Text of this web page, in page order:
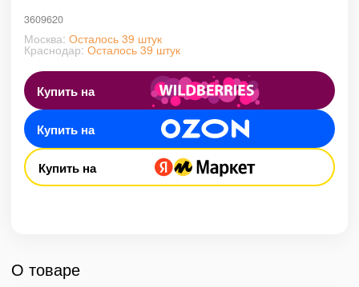
3609620
Москва: Осталось 39 штук
Краснодар: Осталось 39 штук
Купить на
Купить на
Купить на
О товаре